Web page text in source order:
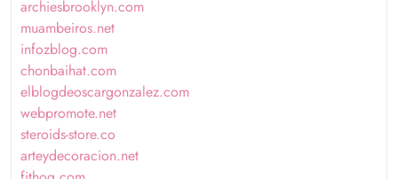
archiesbrooklyn.com
muambeiros.net
infozblog.com
chonbaihat.com
elblogdeoscargonzalez.com
webpromote.net
steroids-store.co
arteydecoracion.net